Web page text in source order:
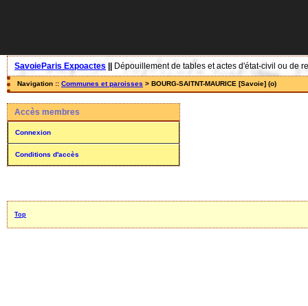
SavoieParis Expoactes Dépouillement de tables et actes d'état-civil ou de
Navigation :: Communes et paroisses > BOURG-SAITNT-MAURICE [Savoie] (o)
Accès membres
Connexion
Conditions d'accès
Top